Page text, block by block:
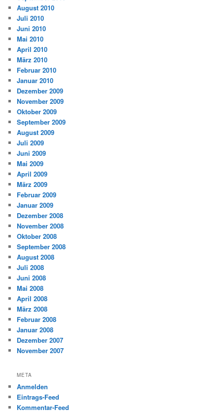
August 2010
Juli 2010
Juni 2010
Mai 2010
April 2010
März 2010
Februar 2010
Januar 2010
Dezember 2009
November 2009
Oktober 2009
September 2009
August 2009
Juli 2009
Juni 2009
Mai 2009
April 2009
März 2009
Februar 2009
Januar 2009
Dezember 2008
November 2008
Oktober 2008
September 2008
August 2008
Juli 2008
Juni 2008
Mai 2008
April 2008
März 2008
Februar 2008
Januar 2008
Dezember 2007
November 2007
META
Anmelden
Eintrags-Feed
Kommentar-Feed